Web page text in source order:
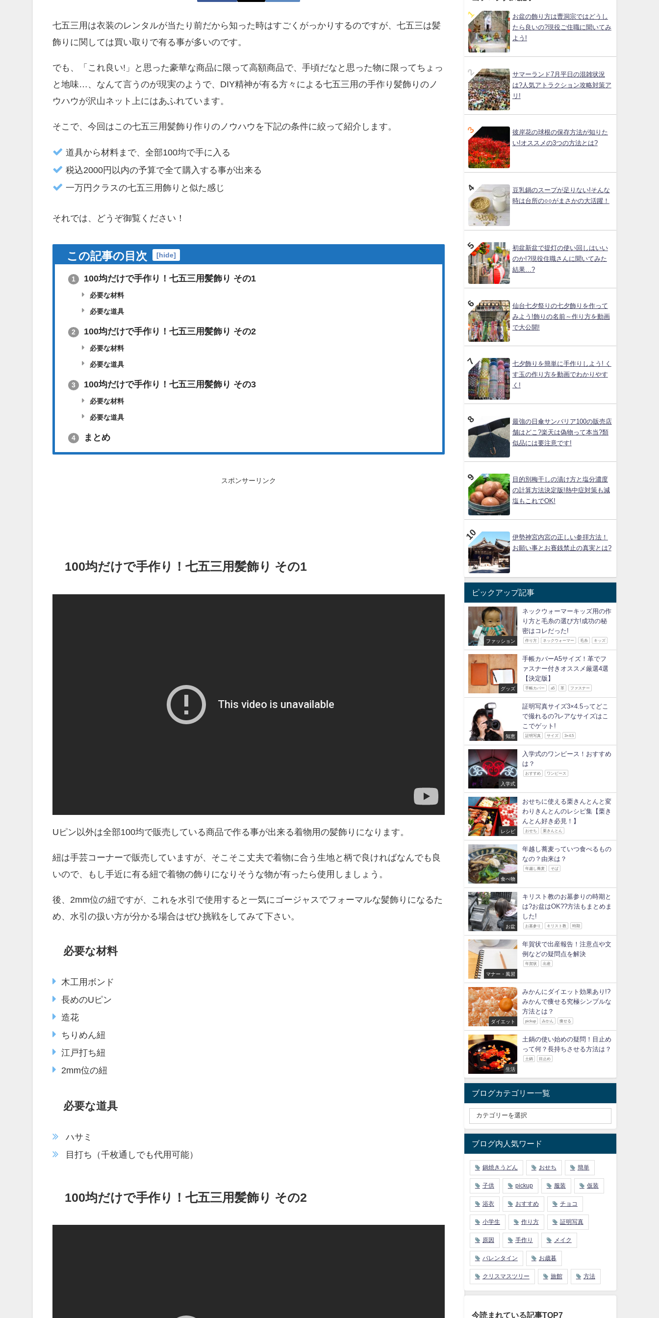
七五三用は衣装のレンタルが当たり前だから知った時はすごくがっかりするのですが、七五三は髪
飾りに関しては買い取りで有る事が多いのです。
でも、「これ良い!」と思った豪華な商品に限って高額商品で、手頃だなと思った物に限ってちょっ
と地味…、なんて言うのが現実のようで、DIY精神が有る方々による七五三用の手作り髪飾りのノ
ウハウが沢山ネット上にはあふれています。
そこで、今回はこの七五三用髪飾り作りのノウハウを下記の条件に絞って紹介します。
道具から材料まで、全部100均で手に入る
税込2000円以内の予算で全て購入する事が出来る
一万円クラスの七五三用飾りと似た感じ
それでは、どうぞ御覧ください！
この記事の目次 [hide]
1 100均だけで手作り！七五三用髪飾り その1
必要な材料
必要な道具
2 100均だけで手作り！七五三用髪飾り その2
必要な材料
必要な道具
3 100均だけで手作り！七五三用髪飾り その3
必要な材料
必要な道具
4 まとめ
スポンサーリンク
100均だけで手作り！七五三用髪飾り その1
Uピン以外は全部100均で販売している商品で作る事が出来る着物用の髪飾りになります。
紐は手芸コーナーで販売していますが、そこそこ丈夫で着物に合う生地と柄で良ければなんでも良
いので、もし手近に有る紐で着物の飾りになりそうな物が有ったら使用しましょう。
後、2mm位の紐ですが、これを水引で使用すると一気にゴージャスでフォーマルな髪飾りになるた
め、水引の扱い方が分かる場合はぜひ挑戦をしてみて下さい。
必要な材料
木工用ボンド
長めのUピン
造花
ちりめん紐
江戸打ち紐
2mm位の紐
必要な道具
ハサミ
目打ち（千枚通しでも代用可能）
100均だけで手作り！七五三用髪飾り その2
お盆の飾り方は曹洞宗ではどうし
たら良いの?現役ご住職に聞いてみ
よう!
サマーランド7月平日の混雑状況
は?人気アトラクション攻略対策ア
リ!
彼岸花の球根の保存方法が知りた
い!オススメの3つの方法とは?
豆乳鍋のスープが足りない!そんな
時は台所の○○がまさかの大活躍！
初盆新盆で提灯の使い回しはいい
のか!?現役住職さんに聞いてみた
結果…?
仙台七夕祭りの七夕飾りを作って
みよう!飾りの名前～作り方を動画
で大公開!
七夕飾りを簡単に手作りしよう! く
す玉の作り方を動画でわかりやす
く!
最強の日傘サンバリア100の販売店
舗はどこ?楽天は偽物って本当?類
似品には要注意です!
目的別梅干しの漬け方と塩分濃度
の計算方法決定版!熱中症対策も減
塩もこれでOK!
伊勢神宮内宮の正しい参拝方法！
お願い事とお賽銭禁止の真実とは?
ピックアップ記事
ファッション
ネックウォーマーキッズ用の作
り方と毛糸の選び方!成功の秘
密はコレだった!
作り方 ネックウォーマー 毛糸 キッズ
グッズ
手帳カバーA5サイズ！革でフ
ァスナー付きオススメ厳選4選
【決定版】
手帳カバー a5 革 ファスナー
知恵
証明写真サイズ3×4.5ってどこ
で撮れるの?レアなサイズはこ
こでゲット!
証明写真 サイズ 3×4.5
入学式
入学式のワンピース！おすすめ
は？
おすすめ ワンピース
レシピ
おせちに使える栗きんとんと変
わりきんとんのレシピ集【栗き
んとん好き必見！】
おせち 栗きんとん
食べ物
年越し蕎麦っていつ食べるもの
なの？由来は？
年越し蕎麦 そば
お盆
キリスト教のお墓参りの時期と
は?お盆はOK??方法もまとめま
した!
お墓参り キリスト教 時期
マナー・風習
年賀状で出産報告！注意点や文
例などの疑問点を解決
年賀状 出産
ダイエット
みかんにダイエット効果あり!?
みかんで痩せる究極シンプルな
方法とは？
pickup みかん 痩せる
生活
土鍋の使い始めの疑問！目止め
って何？長持ちさせる方法は？
土鍋 目止め
ブログカテゴリー一覧
ブログ内人気ワード
鍋焼きうどん おせち 簡単
子供 pickup 服装 仮装
浴衣 おすすめ チョコ
小学生 作り方 証明写真
原因 手作り メイク
バレンタイン お歳暮
クリスマスツリー 旅館 方法
今読まれている記事TOP7